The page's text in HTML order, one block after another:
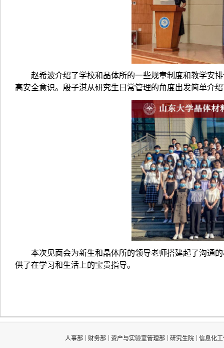
赵希波介绍了学校和晶体所的一些规章制度和教学安
高安全意识。殷子淇从研究生日常管理的角度出发简单介
本次见面会为新生和晶体所的领导老师搭建起了沟通
供了在学习和生活上的宝贵指导。
人事部 财务部 资产与实验室管理部 研究生院 信息化